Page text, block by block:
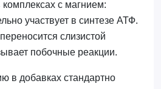
комплексах с магнием:
участвует в синтезе АТФ.
слизистой
побочные реакции.
в добавках стандартно